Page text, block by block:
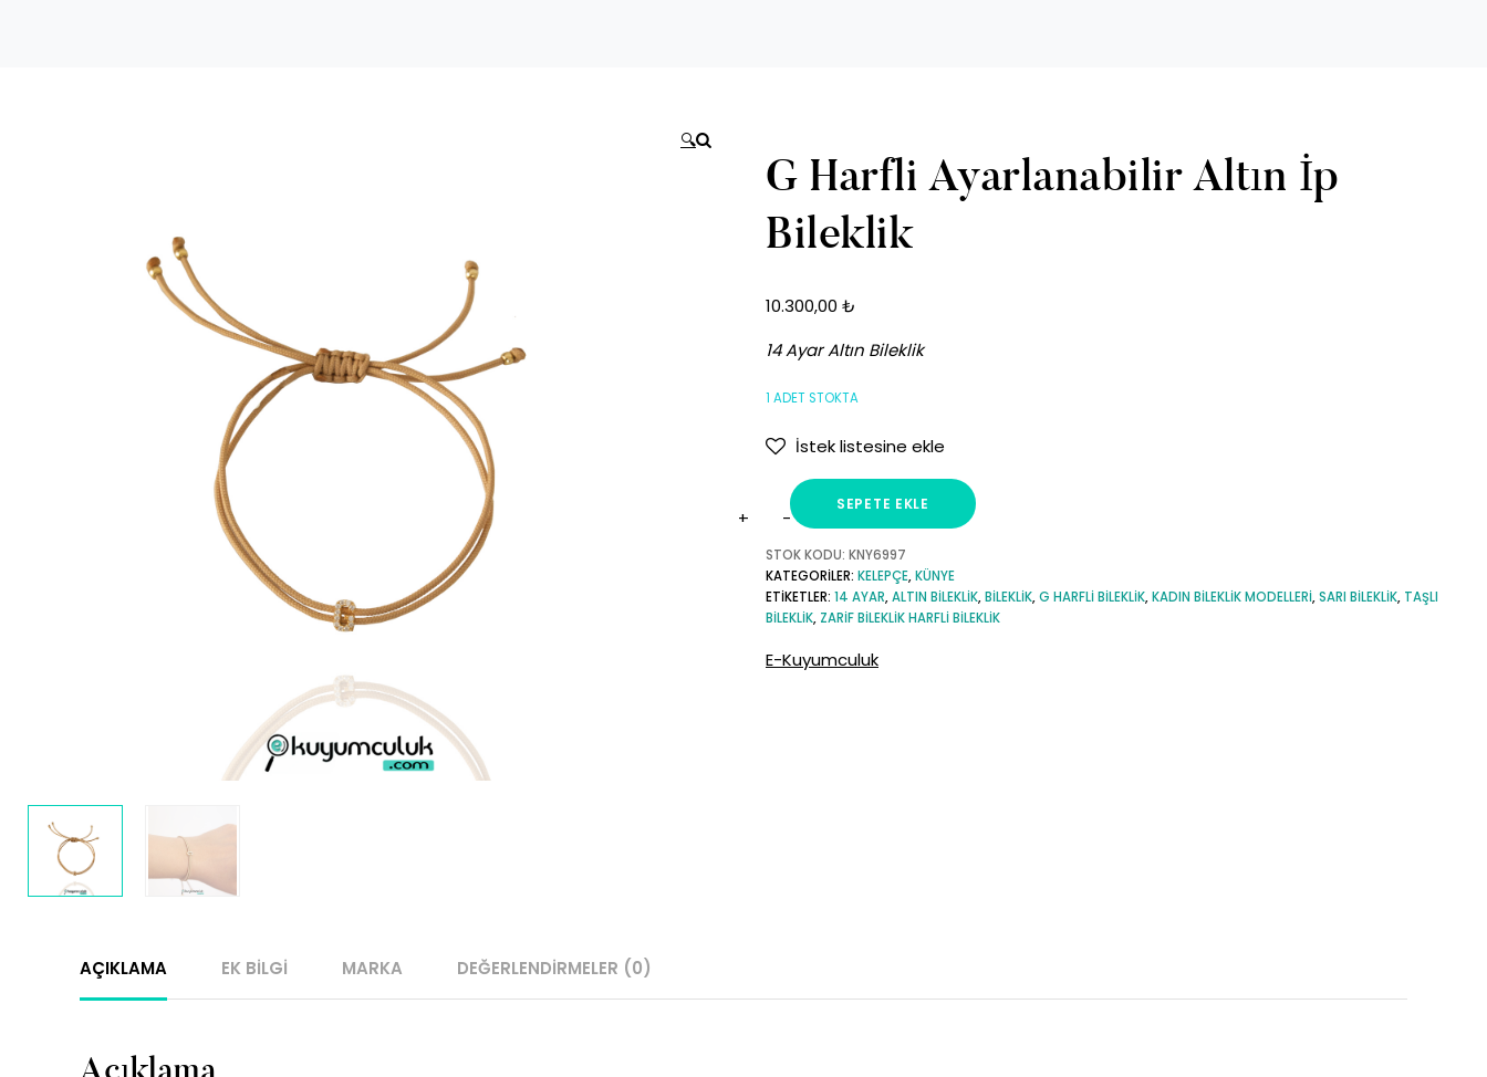
🔍
G Harfli Ayarlanabilir Altın İp
Bileklik
10.300,00 ₺
14 Ayar Altın Bileklik
1 ADET STOKTA
İstek listesine ekle
Harfli
Ayarlanabilir
Altın
Bileklik
SEPETE EKLE
STOK KODU: KNY6997
KATEGORILER: KELEPÇE,KÜNYE
ETIKETLER: 14 AYAR,ALTIN BILEKLIK,BILEKLIK,G HARFLI BILEKLIK,KADIN BILEKLIK MODELLERI,SARI BILEKLIK, TAŞLI
BILEKLIK, ZARIF BILEKLIK HARFLI BILEKLIK
E-Kuyumculuk
AÇIKLAMA EK BILGI MARKA DEĞERLENDIRMELER (0)